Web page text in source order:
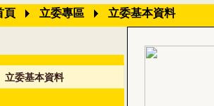
頁 立委專區 立委基本資料
立委基本資料